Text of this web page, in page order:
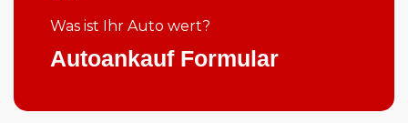
Was ist Ihr Auto wert?
Autoankauf Formular